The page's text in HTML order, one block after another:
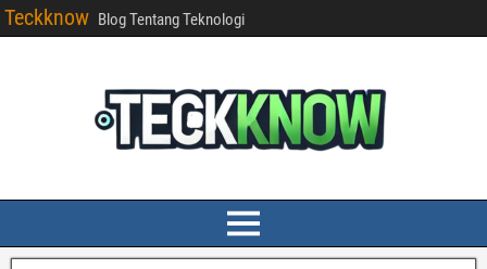
Teckknow Blog Tentang Teknologi